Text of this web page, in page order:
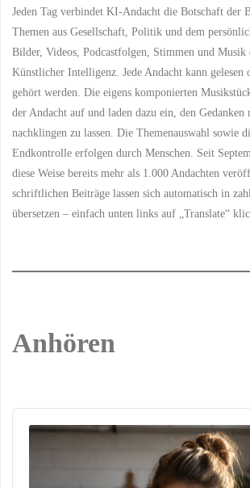
Jeden Tag verbindet KI-Andacht die Botschaft der
Themen aus Gesellschaft, Politik und dem
Bilder, Videos, Podcastfolgen, Stimmen und Musik
Künstlicher Intelligenz. Jede Andacht kann gelesen
gehört werden. Die eigens komponierten
der Andacht auf und laden dazu ein, den Gedanken
nachklingen zu lassen. Die Themenauswahl sowie
Endkontrolle erfolgen durch Menschen. Seit
diese Weise bereits mehr als 1.000 Andachten
schriftlichen Beiträge lassen sich automatisch in
übersetzen – einfach unten links auf „Translate“
Anhören
Audio
Player